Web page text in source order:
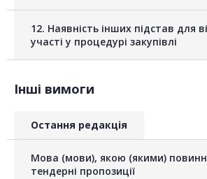
12. Наявність інших підстав для
участі у процедурі закупівлі
Інші вимоги
Остання редакція
Мова (мови), якою (якими)
тендерні пропозиції